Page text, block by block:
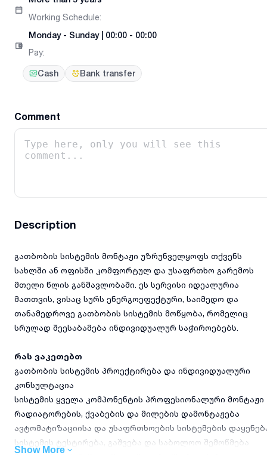
Working Schedule:
Monday- Sunday| 00:00 - 00:00
Pay:
Cash Bank transfer
Comment
Description
გათბობის სისტემის მონტაჟი უზრუნველყოფს თქვენს
სახლში ან ოფისში კომფორტულ და უსაფრთხო გარემოს
მთელი წლის განმავლობაში. ეს სერვისი იდეალურია
მათთვის, ვისაც სურს ენერგოეფექტური, საიმედო და
თანამედროვე გათბობის სისტემის მოწყობა, რომელიც
სრულად შეესაბამება ინდივიდუალურ საჭიროებებს.
რას ვაკეთებთ
გათბობის სისტემის პროექტირება და ინდივიდუალური
კონსულტაცია
სისტემის ყველა კომპონენტის პროფესიონალური მონტაჟი
რადიატორების, ქვაბების და მილების დამონტაჟება
ავტომატიზაციისა და უსაფრთხოების სისტემების
სისტემის ტესტირება, გაშვება და საბოლოო შემოწმება
მომსახურების შემდგომი ტექნიკური მხარდაჭერა
Show More